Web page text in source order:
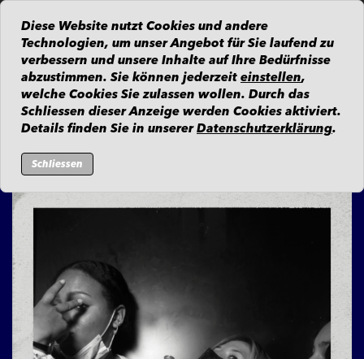
Zur Übersicht
Diese Website nutzt Cookies und andere
Technologien, um unser Angebot für Sie laufend zu
verbessern und unsere Inhalte auf Ihre Bedürfnisse
abzustimmen. Sie können jederzeit einstellen,
welche Cookies Sie zulassen wollen. Durch das
Schliessen dieser Anzeige werden Cookies aktiviert.
Details finden Sie in unsererDatenschutzerklärung.
Schliessen